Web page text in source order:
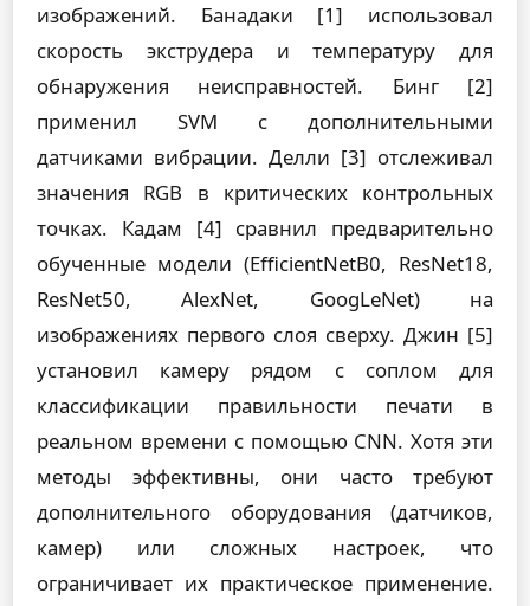
изображений. Банадаки [1] использовал
скорость экструдера и температуру для
обнаружения неисправностей. Бинг [2]
применил SVM с дополнительными
датчиками вибрации. Делли [3] отслеживал
значения RGB в критических контрольных
точках. Кадам [4] сравнил предварительно
обученные модели (EfficientNetB0, ResNet18,
ResNet50, AlexNet, GoogLeNet) на
изображениях первого слоя сверху. Джин [5]
установил камеру рядом с соплом для
классификации правильности печати в
реальном времени с помощью CNN. Хотя эти
методы эффективны, они часто требуют
дополнительного оборудования (датчиков,
камер) или сложных настроек, что
ограничивает их практическое применение.